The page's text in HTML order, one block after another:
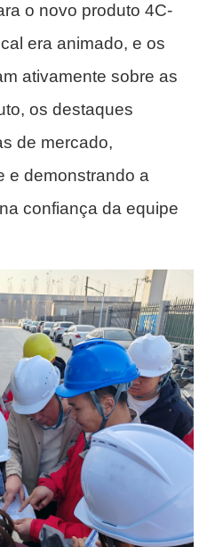
o novo produto 4C-
era animado, e os
ativamente sobre as
os destaques
de mercado,
e demonstrando a
confiança da equipe